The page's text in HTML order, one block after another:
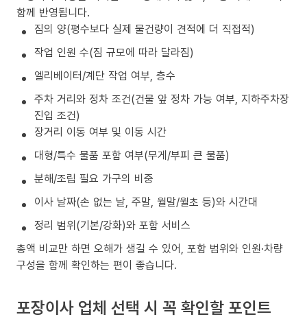
함께 반영됩니다.
짐의 양(평수보다 실제 물건량이 견적에 더 직접적)
작업 인원 수(짐 규모에 따라 달라짐)
엘리베이터/계단 작업 여부, 층수
주차 거리와 정차 조건(건물 앞 정차 가능 여부, 지하주차장
진입 조건)
장거리 이동 여부 및 이동 시간
대형/특수 물품 포함 여부(무게/부피 큰 물품)
분해/조립 필요 가구의 비중
이사 날짜(손 없는 날, 주말, 월말/월초 등)와 시간대
정리 범위(기본/강화)와 포함 서비스
총액 비교만 하면 오해가 생길 수 있어, 포함 범위와 인원·차량
구성을 함께 확인하는 편이 좋습니다.
포장이사 업체 선택 시 꼭 확인할 포인트